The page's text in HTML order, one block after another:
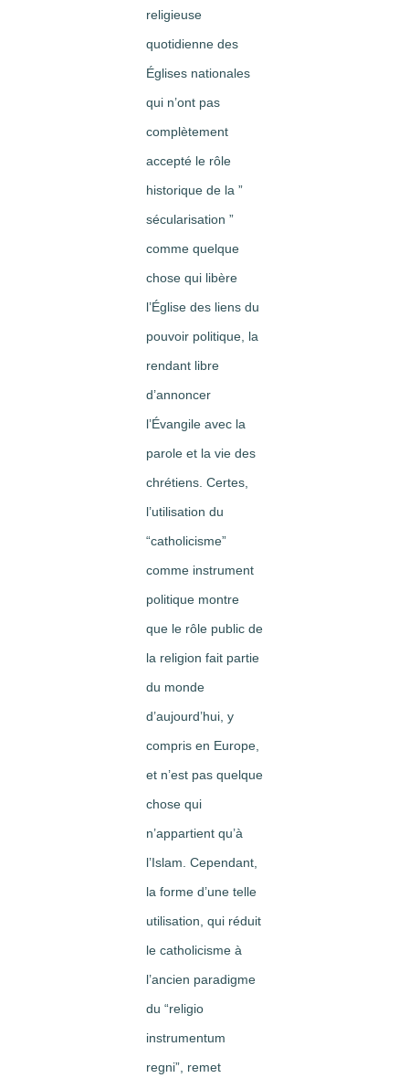
religieuse
quotidienne des
Églises nationales
qui n’ont pas
complètement
accepté le rôle
historique de la ”
sécularisation ”
comme quelque
chose qui libère
l’Église des liens du
pouvoir politique, la
rendant libre
d’annoncer
l’Évangile avec la
parole et la vie des
chrétiens. Certes,
l’utilisation du
“catholicisme”
comme instrument
politique montre
que le rôle public de
la religion fait partie
du monde
d’aujourd’hui, y
compris en Europe,
et n’est pas quelque
chose qui
n’appartient qu’à
l’Islam. Cependant,
la forme d’une telle
utilisation, qui réduit
le catholicisme à
l’ancien paradigme
du “religio
instrumentum
regni”, remet